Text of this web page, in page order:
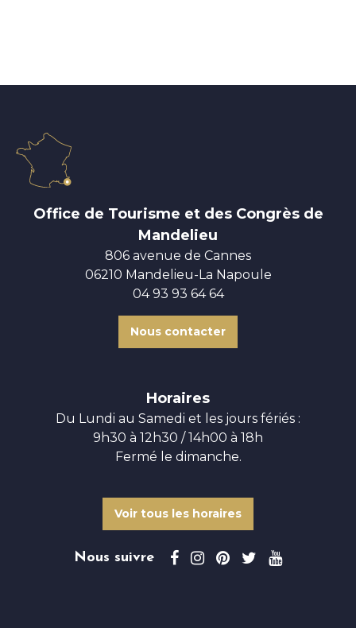
Office de Tourisme et des Congrès de
Mandelieu
806 avenue de Cannes
06210 Mandelieu-La Napoule
04 93 93 64 64
Nous contacter
Horaires
Du Lundi au Samedi et les jours fériés :
9h30 à 12h30 / 14h00 à 18h
Fermé le dimanche.
Voir tous les horaires
Nous suivre